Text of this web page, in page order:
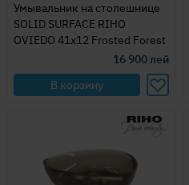
Умывальник на столешнице
SOLID SURFACE RIHO
OVIEDO 41x12 Frosted Forest
16 900лей
В корзину